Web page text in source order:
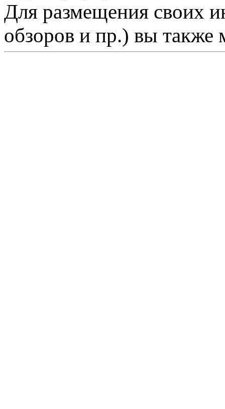
Для размещения своих
обзоров и пр.) вы также